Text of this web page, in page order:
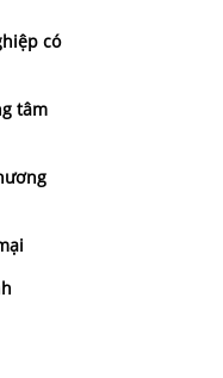
có
tâm